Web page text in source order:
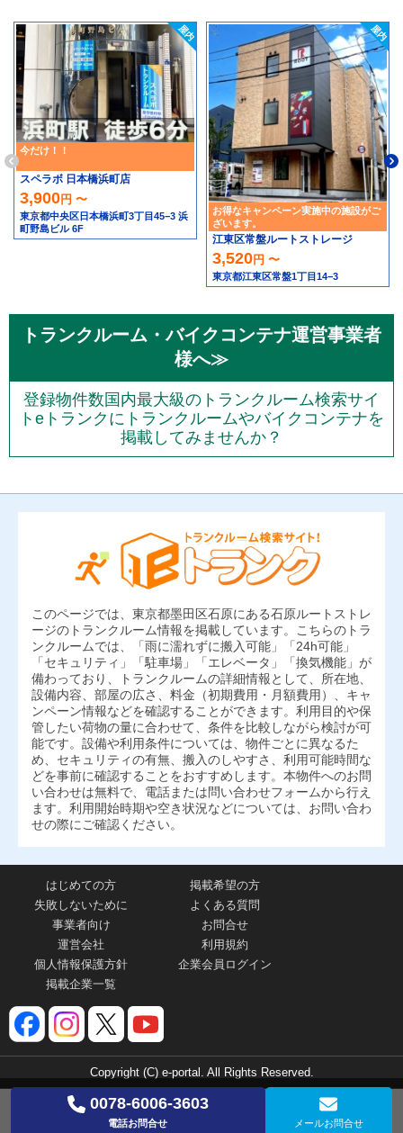
今だけ！！
スペラボ 日本橋浜町店
3,900円 〜
東京都中央区日本橋浜町3丁目45−3 浜
町野島ビル 6F
お得なキャンペーン実施中の施設がご
ざいます。
江東区常盤ルートストレージ
3,520円 〜
東京都江東区常盤1丁目14−3
トランクルーム・バイクコンテナ運営事業者
様へ≫
登録物件数国内最大級のトランクルーム検索サイ
トeトランクにトランクルームやバイクコンテナを
掲載してみませんか？
このページでは、東京都墨田区石原にある石原ルートストレ
ージのトランクルーム情報を掲載しています。こちらのトラ
ンクルームでは、「雨に濡れずに搬入可能」「24h可能」
「セキュリティ」「駐車場」「エレベータ」「換気機能」が
備わっており、トランクルームの詳細情報として、所在地、
設備内容、部屋の広さ、料金（初期費用・月額費用）、キャ
ンペーン情報などを確認することができます。利用目的や保
管したい荷物の量に合わせて、条件を比較しながら検討が可
能です。設備や利用条件については、物件ごとに異なるた
め、セキュリティの有無、搬入のしやすさ、利用可能時間な
どを事前に確認することをおすすめします。本物件へのお問
い合わせは無料で、電話または問い合わせフォームから行え
ます。利用開始時期や空き状況などについては、お問い合わ
せの際にご確認ください。
はじめての方
掲載希望の方
失敗しないために
よくある質問
事業者向け
お問合せ
運営会社
利用規約
個人情報保護方針
企業会員ログイン
掲載企業一覧
Copyright (C) e-portal. All Rights Reserved.
0078-6006-3603
電話お問合せ メールお問合せ